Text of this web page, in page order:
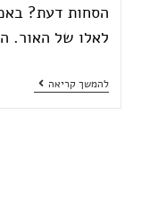
הסחות דעת?
לאלו של האור.
להמשך קריאה